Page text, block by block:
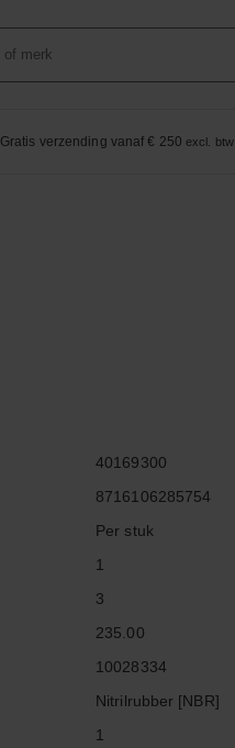
Gratis verzending vanaf € 250 excl. btw
40169300
8716106285754
Per stuk
1
3
235.00
10028334
Nitrilrubber [NBR]
1